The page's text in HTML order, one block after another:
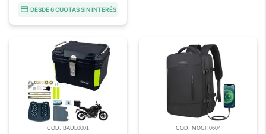
DESDE 6 CUOTAS SIN INTERÉS
COD. BAUL0001 COD. MOCH0604